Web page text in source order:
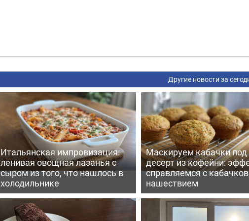
Другие новости за
Итальянская импровизация:
ленивая овощная лазанья с
сыром из того, что нашлось в
холодильнике
Маскируем кабачки под
десерт из кофейни:
справляемся с
нашествием